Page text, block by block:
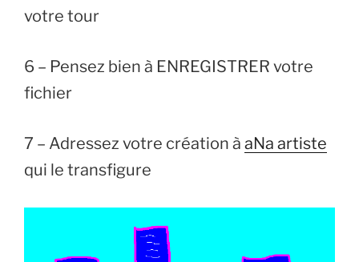
votre tour
6 – Pensez bien à ENREGISTRER votre
fichier
7 – Adressez votre création à aNa artiste
qui le transfigure